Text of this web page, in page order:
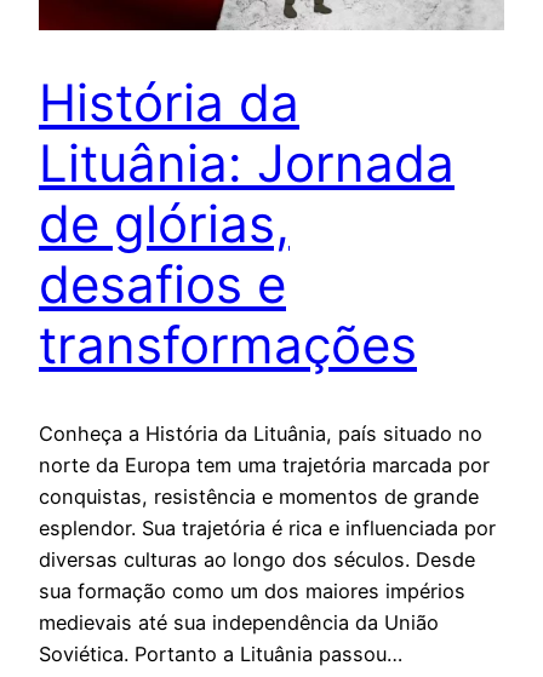
História da
Lituânia: Jornada
de glórias,
desafios e
transformações
Conheça a História da Lituânia, país situado no
norte da Europa tem uma trajetória marcada por
conquistas, resistência e momentos de grande
esplendor. Sua trajetória é rica e influenciada por
diversas culturas ao longo dos séculos. Desde
sua formação como um dos maiores impérios
medievais até sua independência da União
Soviética. Portanto a Lituânia passou…